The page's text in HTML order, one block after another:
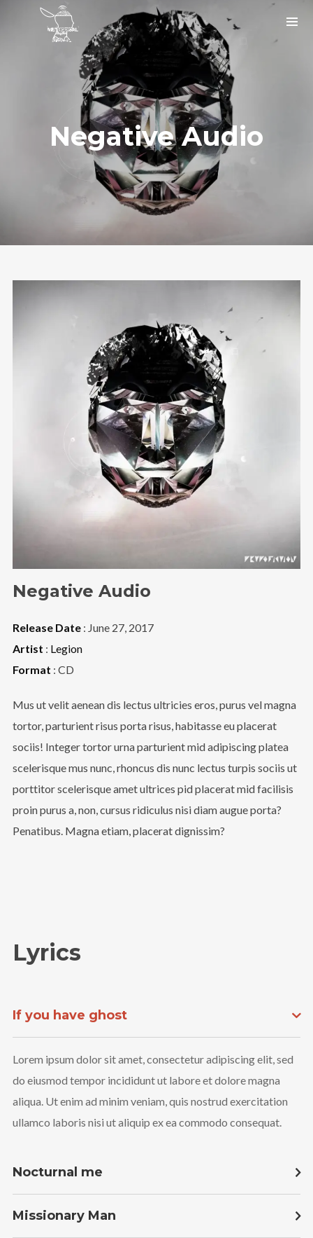
Instagram Feed
#songwriter holla at me.
@theinfluence_la
No posts found.
Follow on Instagram
Negative Audio
Lyrics
If you have ghost
Lorem ipsum dolor sit amet, consectetur adipiscing elit, sed
do eiusmod tempor incididunt ut labore et dolore magna
aliqua. Ut enim ad minim veniam, quis nostrud exercitation
ullamco laboris nisi ut aliquip ex ea commodo consequat.
Nocturnal me
Missionary Man
Negative Audio
Release Date: June 27, 2017
Artist : Legion
Format : CD
Mus ut velit aenean dis lectus ultricies eros, purus vel magna
tortor, parturient risus porta risus, habitasse eu placerat
sociis! Integer tortor urna parturient mid adipiscing platea
scelerisque mus nunc, rhoncus dis nunc lectus turpis sociis ut
porttitor scelerisque amet ultrices pid placerat mid facilisis
proin purus a, non, cursus ridiculus nisi diam augue porta?
Penatibus. Magna etiam, placerat dignissim?